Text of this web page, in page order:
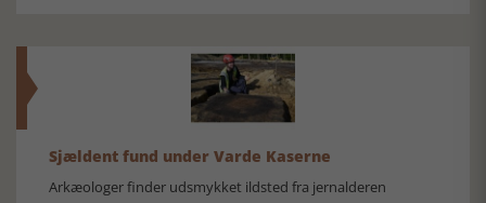
Sjældent fund under Varde Kaserne
Arkæologer finder udsmykket ildsted fra jernalderen